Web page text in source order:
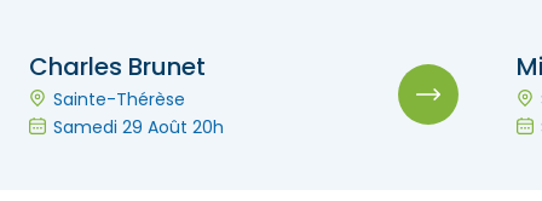
Charles Brunet
Sainte-Thérèse
Samedi 29 Août 20h